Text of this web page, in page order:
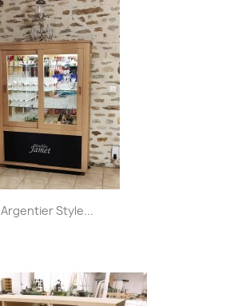
Argentier Style...